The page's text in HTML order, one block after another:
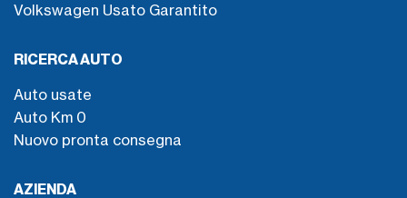
Volkswagen Usato Garantito
RICERCA AUTO
Auto usate
Auto Km 0
Nuovo pronta consegna
AZIENDA